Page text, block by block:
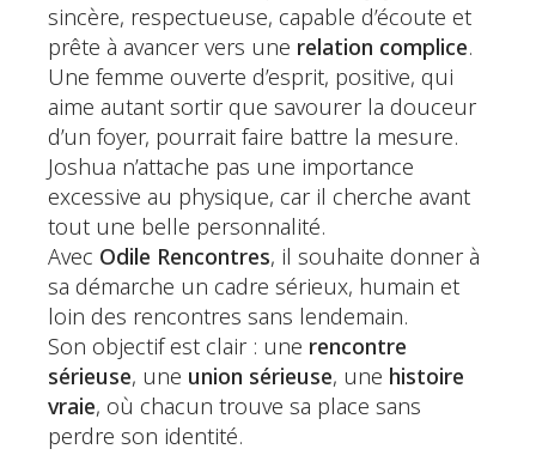
sincère, respectueuse, capable d’écoute et
prête à avancer vers une relation complice.
Une femme ouverte d’esprit, positive, qui
aime autant sortir que savourer la douceur
d’un foyer, pourrait faire battre la mesure.
Joshua n’attache pas une importance
excessive au physique, car il cherche avant
tout une belle personnalité.
Avec Odile Rencontres, il souhaite donner à
sa démarche un cadre sérieux, humain et
loin des rencontres sans lendemain.
Son objectif est clair : une rencontre
sérieuse, une union sérieuse, une histoire
vraie, où chacun trouve sa place sans
perdre son identité.